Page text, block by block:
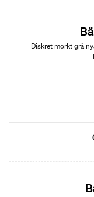
Diskret mörkt grå